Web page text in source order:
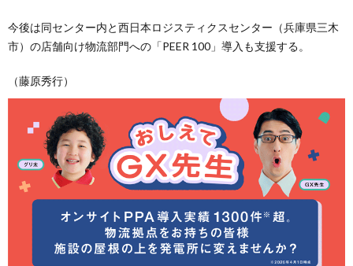
今後は同センター内と西日本ロジスティクスセンター（兵庫県三木
市）の店舗向け物流部門への「PEER 100」導入も支援する。
（藤原秀行）